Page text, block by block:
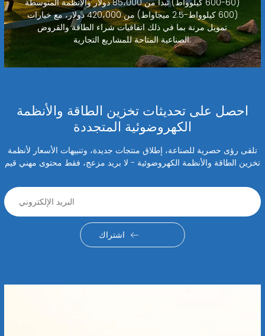
(60-600 كيلوواط) تبدأ من 85،000 دولار والأنظمة المتوسطة
(600 كيلوواط-2.5 ميجاواط) من 420،000 دولار، مع خيارات
تمويل مرنة بما في ذلك اتفاقيات شراء الطاقة والقروض
الصناعية المتاحة للمشاريع التجارية.
احصل على تحديثات تخزين الطاقة والأنظمة
الكهروضوئية المتجددة
تلقى رؤى حصرية للصناعة، إطلاق منتجات جديدة، وتنبيهات الأسعار لأنظمة
تخزين الطاقة والأنظمة الكهروضوئية - لا بريد مزعج، فقط محتوى مهني قيم
اشتراك